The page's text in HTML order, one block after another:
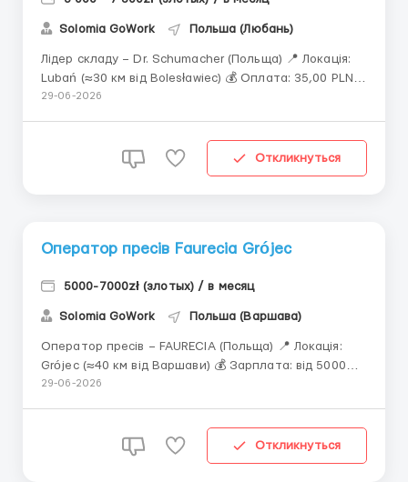
Solomia GoWork Польша (Любань)
Лідер складу – Dr. Schumacher (Польща) 📍 Локація:
Lubań (≈30 км від Bolesławiec) 💰 Оплата: 35,00 PLN
брутто/год ⏱ Години: 220–250 год/міс 📄 Договір:
складі міжнародної компанії з...
29-06-2026
Откликнуться
Оператор пресів Faurecia Grójec
5000-7000zł (злотых) / в месяц
Solomia GoWork Польша (Варшава)
Оператор пресів – FAURECIA (Польща) 📍 Локація:
Grójec (≈40 км від Варшави) 💰 Зарплата: від 5000
PLN брутто/міс ➡️ Середній дохід: 5 000–7 000 PLN
(якщо вихідний &md...
29-06-2026
Откликнуться